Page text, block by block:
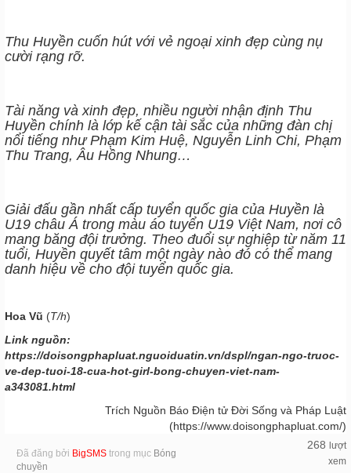
Thu Huyền cuốn hút với vẻ ngoại xinh đẹp cùng nụ
cười rạng rỡ.
Tài năng và xinh đẹp, nhiều người nhận định Thu
Huyền chính là lớp kế cận tài sắc của những đàn chị
nổi tiếng như Phạm Kim Huệ, Nguyễn Linh Chi, Phạm
Thu Trang, Âu Hồng Nhung…
Giải đấu gần nhất cấp tuyển quốc gia của Huyền là
U19 châu Á trong màu áo tuyển U19 Việt Nam, nơi cô
mang băng đội trưởng. Theo đuổi sự nghiệp từ năm 11
tuổi, Huyền quyết tâm một ngày nào đó có thể mang
danh hiệu về cho đội tuyển quốc gia.
Hoa Vũ (T/h)
Link nguồn:
https://doisongphapluat.nguoiduatin.vn/dspl/ngan-ngo-truoc-
ve-dep-tuoi-18-cua-hot-girl-bong-chuyen-viet-nam-
a343081.html
Trích Nguồn Báo Điện tử Đời Sống và Pháp Luật
(https://www.doisongphapluat.com/)
Đã đăng bởi BigSMS trong mục Bóng
chuyền
268 lượt
xem